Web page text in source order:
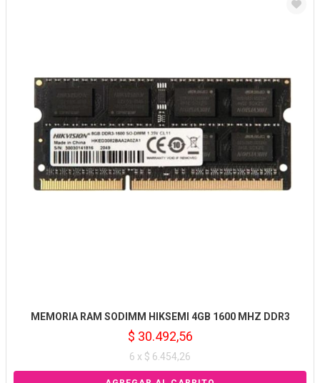
MEMORIA RAM SODIMM HIKSEMI 4GB 1600 MHZ DDR3
$ 30.492,56
6 x $ 6.454,26